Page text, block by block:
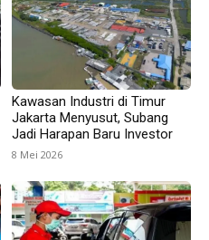
Kawasan Industri di Timur
Jakarta Menyusut, Subang
Jadi Harapan Baru Investor
8 Mei 2026